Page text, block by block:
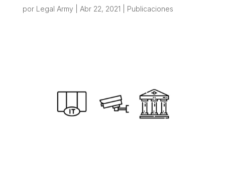
por Legal Army Abr 22, 2021 Publicaciones